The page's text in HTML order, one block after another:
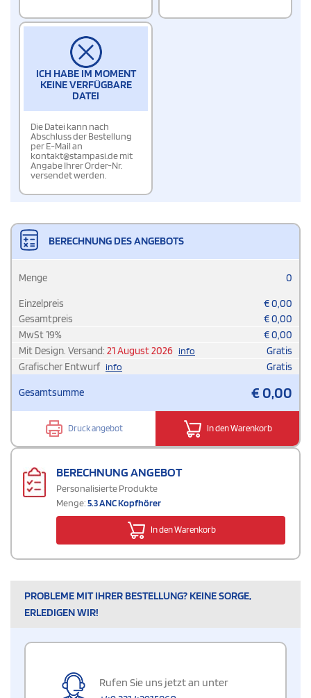
ICH HABE IM MOMENT
KEINE VERFÜGBARE
DATEI
Die Datei kann nach
Abschluss der Bestellung
per E-Mail an
kontakt@stampasi.de mit
Angabe Ihrer Order-Nr.
versendet werden.
BERECHNUNG DES ANGEBOTS
Menge 0
Einzelpreis €0,00
Gesamtpreis
€0,00
MwSt19% €0,00
Mit Design. Versand: 21 August 2026 info
Gratis
Grafischer Entwurf info Gratis
Gesamtsumme €0,00
Druck angebot In den Warenkorb
BERECHNUNG ANGEBOT
Personalisierte Produkte
Menge:5.3 ANC Kopfhörer
In den Warenkorb
PROBLEME MIT IHRER BESTELLUNG? KEINE SORGE,
ERLEDIGEN WIR!
Rufen Sie uns jetzt an unter